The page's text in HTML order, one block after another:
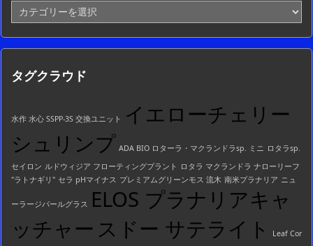
カ
テ
ゴ
リ
一
タグクラウド
水作 水心 SSPP-3S 交換ユニット
イエローチェリー
シュリンプ ADA BIO ロターラ・マクランドラsp. ミニ ロタラsp.
セイロン ルドウィジア フローティングプラント
ロタラ マクランドラ ナローリーフ
"ラトナギリ" セラ pHマイナス プレミアムグリーンモス 流木 南米プラナリア ニュ
ーラージパールグラス ELOS プラナリアキャ
ッチャー スドー サテライト
Leaf Cor